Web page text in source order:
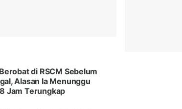
di RSCM Sebelum
Alasan Ia Menunggu
Jam Terungkap